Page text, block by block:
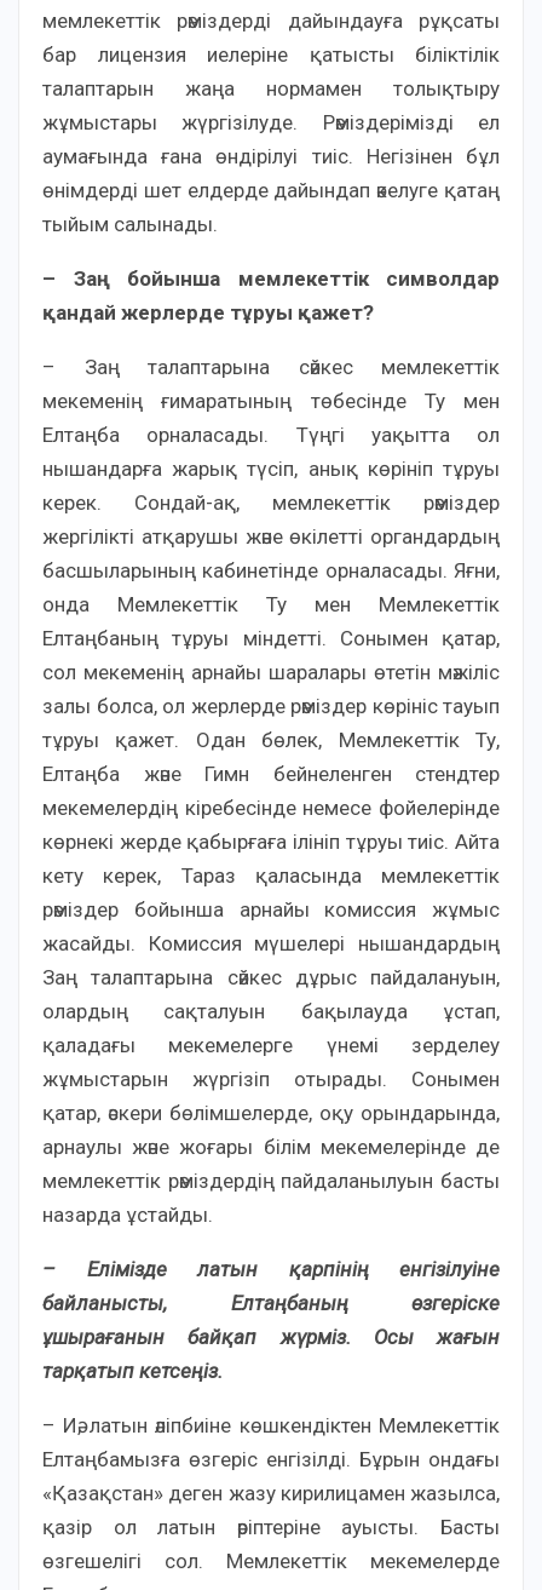
мемлекеттік рәміздерді дайындауға рұқсаты
бар лицензия иелеріне қатысты біліктілік
талаптарын жаңа нормамен толықтыру
жұмыстары жүргізілуде. Рәміздерімізді ел
аумағында ғана өндірілуі тиіс. Негізінен бұл
өнімдерді шет елдерде дайындап әкелуге қатаң
тыйым салынады.
– Заң бойынша мемлекеттік символдар
қандай жерлерде тұруы қажет?
– Заң талаптарына сәйкес мемлекеттік
мекеменің ғимаратының төбесінде Ту мен
Елтаңба орналасады. Түңгі уақытта ол
нышандарға жарық түсіп, анық көрініп тұруы
керек. Сондай-ақ, мемлекеттік рәміздер
жергілікті атқарушы және өкілетті органдардың
басшыларының кабинетінде орналасады. Яғни,
онда Мемлекеттік Ту мен Мемлекеттік
Елтаңбаның тұруы міндетті. Сонымен қатар,
сол мекеменің арнайы шаралары өтетін мәжіліс
залы болса, ол жерлерде рәміздер көрініс тауып
тұруы қажет. Одан бөлек, Мемлекеттік Ту,
Елтаңба және Гимн бейнеленген стендтер
мекемелердің кіребесінде немесе фойелерінде
көрнекі жерде қабырғаға ілініп тұруы тиіс. Айта
кету керек, Тараз қаласында мемлекеттік
рәміздер бойынша арнайы комиссия жұмыс
жасайды. Комиссия мүшелері нышандардың
Заң талаптарына сәйкес дұрыс пайдалануын,
олардың сақталуын бақылауда ұстап,
қаладағы мекемелерге үнемі зерделеу
жұмыстарын жүргізіп отырады. Сонымен
қатар, әскери бөлімшелерде, оқу орындарында,
арнаулы және жоғары білім мекемелерінде де
мемлекеттік рәміздердің пайдаланылуын басты
назарда ұстайды.
– Елімізде латын қарпінің енгізілуіне
байланысты, Елтаңбаның өзгеріске
ұшырағанын байқап жүрміз. Осы жағын
тарқатып кетсеңіз.
– Иә, латын әліпбиіне көшкендіктен Мемлекеттік
Елтаңбамызға өзгеріс енгізілді. Бұрын ондағы
«Қазақстан» деген жазу кирилицамен жазылса,
қазір ол латын әріптеріне ауысты. Басты
өзгешелігі сол. Мемлекеттік мекемелерде